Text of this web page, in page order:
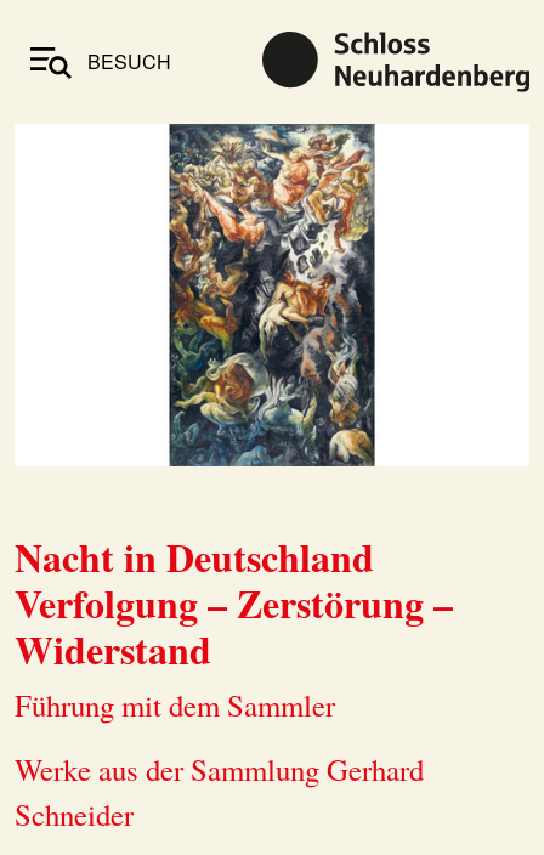
BESUCH
Nacht in Deutschland
Verfolgung – Zerstörung –
Widerstand
Führung mit dem Sammler
Werke aus der Sammlung Gerhard
Schneider